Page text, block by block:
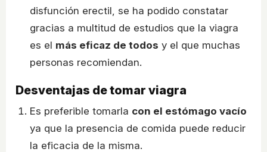
disfunción erectil, se ha podido constatar
gracias a multitud de estudios que la viagra
es el más eficaz de todos y el que muchas
personas recomiendan.
Desventajas de tomar viagra
Es preferible tomarla con el estómago vacío
ya que la presencia de comida puede reducir
la eficacia de la misma.